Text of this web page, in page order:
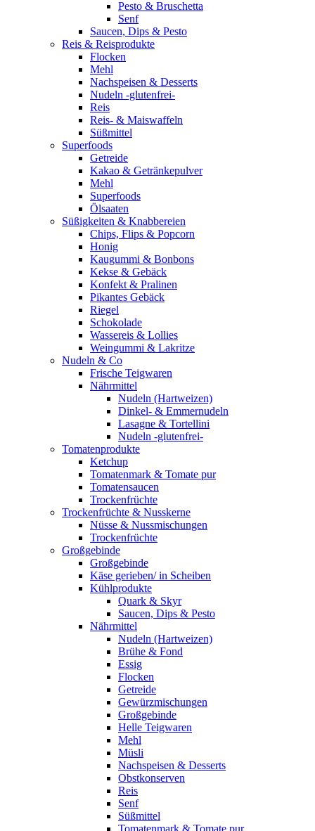
Pesto & Bruschetta
Senf
Saucen, Dips & Pesto
Reis & Reisprodukte
Flocken
Mehl
Nachspeisen & Desserts
Nudeln -glutenfrei-
Reis
Reis- & Maiswaffeln
Süßmittel
Superfoods
Getreide
Kakao & Getränkepulver
Mehl
Superfoods
Ölsaaten
Süßigkeiten & Knabbereien
Chips, Flips & Popcorn
Honig
Kaugummi & Bonbons
Kekse & Gebäck
Konfekt & Pralinen
Pikantes Gebäck
Riegel
Schokolade
Wassereis & Lollies
Weingummi & Lakritze
Nudeln & Co
Frische Teigwaren
Nährmittel
Nudeln (Hartweizen)
Dinkel- & Emmernudeln
Lasagne & Tortellini
Nudeln -glutenfrei-
Tomatenprodukte
Ketchup
Tomatenmark & Tomate pur
Tomatensaucen
Trockenfrüchte
Trockenfrüchte & Nusskerne
Nüsse & Nussmischungen
Trockenfrüchte
Großgebinde
Großgebinde
Käse gerieben/ in Scheiben
Kühlprodukte
Quark & Skyr
Saucen, Dips & Pesto
Nährmittel
Nudeln (Hartweizen)
Brühe & Fond
Essig
Flocken
Getreide
Gewürzmischungen
Großgebinde
Helle Teigwaren
Mehl
Müsli
Nachspeisen & Desserts
Obstkonserven
Reis
Senf
Süßmittel
Tomatenmark & Tomate pur